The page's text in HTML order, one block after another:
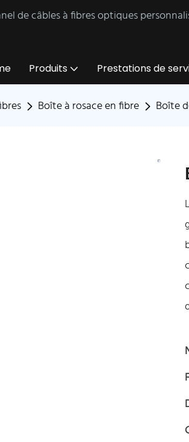
de câbles à fibres optiques
Produits Prestations de
Boîte à rosace en fibre Boîte